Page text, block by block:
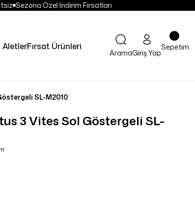
Sezona Özel İndirim Fırsatları
Fırsat Ürünleri
AramaGiriş Yap
Sepetim
SL-M2010
3 Vites Sol Göstergeli SL-